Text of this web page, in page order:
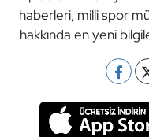
haberleri, milli spor
hakkında en yeni